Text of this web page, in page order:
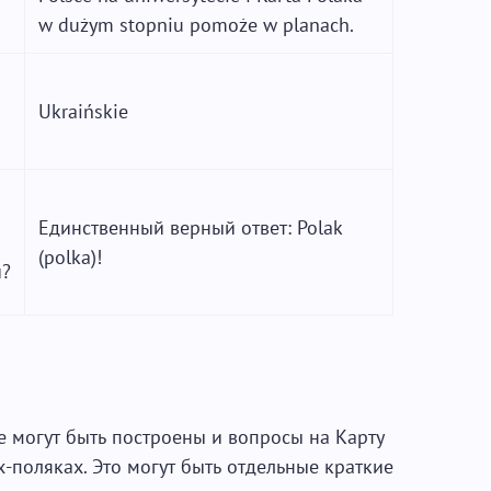
w dużym stopniu pomoże w planach.
Ukraińskie
Единственный верный ответ: Polak
(polka)!
могут быть построены и вопросы на Карту
Это могут быть отдельные краткие